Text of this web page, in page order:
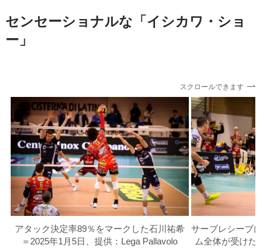
センセーショナルな「イシカワ・ショ
ー」
スクロールできます
アタック決定率89％をマークした石川祐希
＝2025年1月5日、提供：Lega Pallavolo
サーブレシーブに
ム全体が受けた